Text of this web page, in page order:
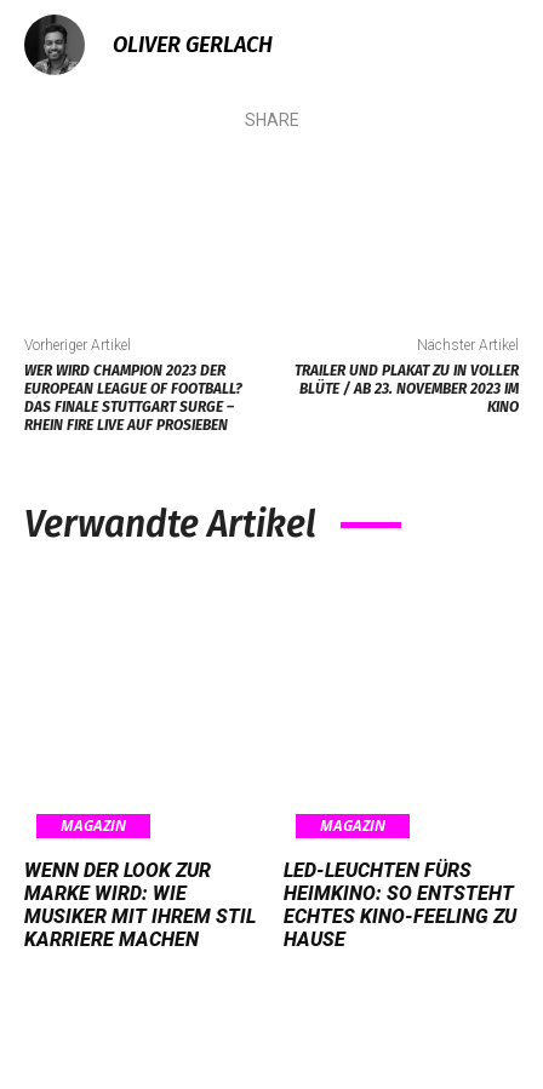
OLIVER GERLACH
SHARE
Vorheriger Artikel
WER WIRD CHAMPION 2023 DER
EUROPEAN LEAGUE OF FOOTBALL?
DAS FINALE STUTTGART SURGE –
RHEIN FIRE LIVE AUF PROSIEBEN
Nächster Artikel
TRAILER UND PLAKAT ZU IN VOLLER
BLÜTE / AB 23. NOVEMBER 2023 IM
KINO
Verwandte Artikel
MAGAZIN
WENN DER LOOK ZUR
MARKE WIRD: WIE
MUSIKER MIT IHREM STIL
KARRIERE MACHEN
MAGAZIN
LED-LEUCHTEN FÜRS
HEIMKINO: SO ENTSTEHT
ECHTES KINO-FEELING ZU
HAUSE